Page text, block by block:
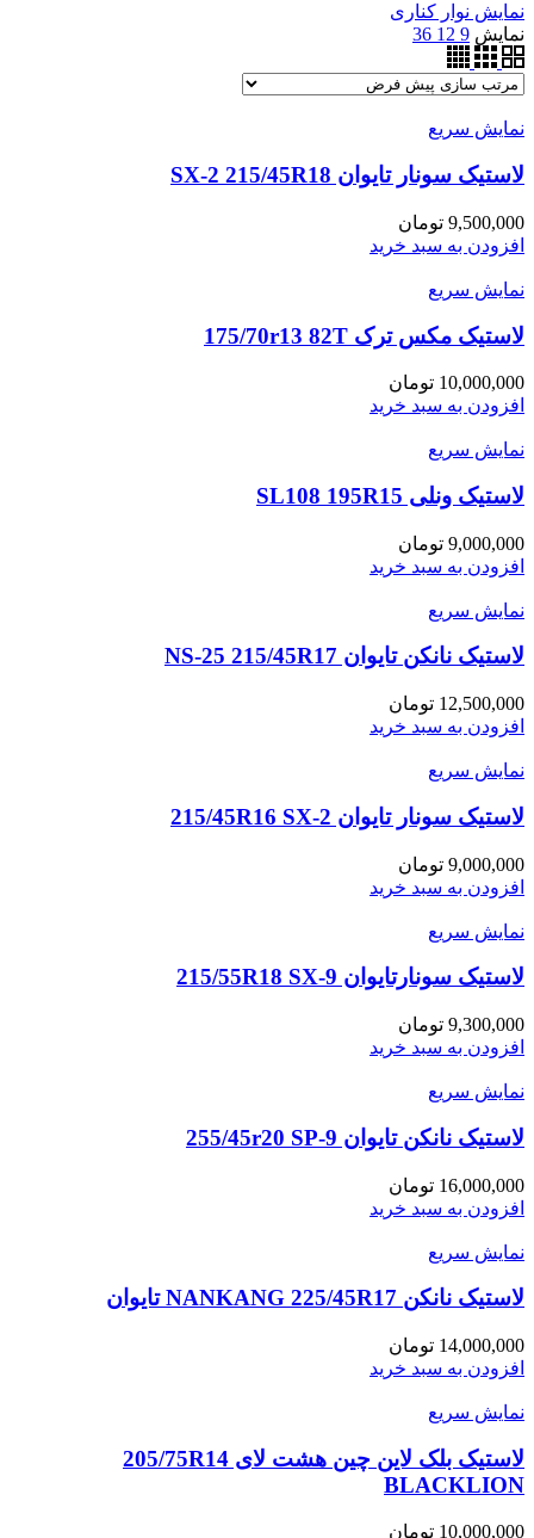
نمایش نوار کناری
نمایش 9
12
36
نمایش سریع
لاستیک سونار تایوان SX-2 215/45R18
9,500,000 تومان
افزودن به سبد خرید
نمایش سریع
لاستیک مکس ترک 175/70r13 82T
10,000,000 تومان
افزودن به سبد خرید
نمایش سریع
لاستیک ونلی SL108 195R15
9,000,000 تومان
افزودن به سبد خرید
نمایش سریع
لاستیک نانکن تایوان NS-25 215/45R17
12,500,000 تومان
افزودن به سبد خرید
نمایش سریع
لاستیک سونار تایوان 215/45R16 SX-2
9,000,000 تومان
افزودن به سبد خرید
نمایش سریع
لاستیک سونارتایوان 215/55R18 SX-9
9,300,000 تومان
افزودن به سبد خرید
نمایش سریع
لاستیک نانکن تایوان 255/45r20 SP-9
16,000,000 تومان
افزودن به سبد خرید
نمایش سریع
لاستیک نانکن NANKANG 225/45R17 تایوان
14,000,000 تومان
افزودن به سبد خرید
نمایش سریع
لاستیک بلک لاین چین هشت لای 205/75R14
BLACKLION
10,000,000 تومان